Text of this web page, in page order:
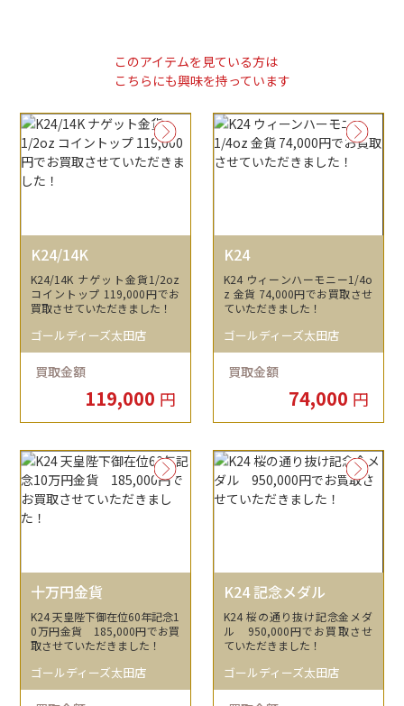
このアイテムを見ている方は
こちらにも興味を持っています
K24/14K
K24/14K ナゲット金貨1/2oz
コイントップ 119,000円でお
買取させていただきました！
ゴールディーズ太田店
買取金額
119,000 円
K24
K24 ウィーンハーモニー1/4o
z 金貨 74,000円でお買取させ
ていただきました！
ゴールディーズ太田店
買取金額
74,000 円
十万円金貨
K24 天皇陛下御在位60年記念1
0万円金貨 185,000円でお買
取させていただきました！
ゴールディーズ太田店
K24 記念メダル
K24 桜の通り抜け記念金メダ
ル 950,000円でお買取させ
ていただきました！
ゴールディーズ太田店